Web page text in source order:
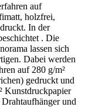
auf
holzfrei,
In der
. Die
lassen sich
Dabei werden
auf 280 g/m²
gedruckt und
Kunstdruckpapier
und